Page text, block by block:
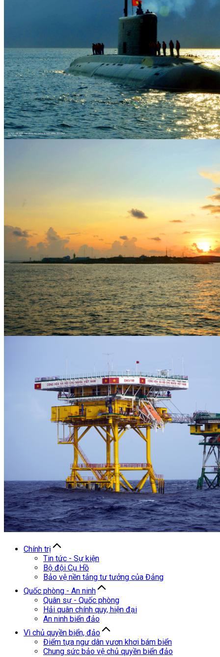
Chính trị
Tin tức - Sự kiện
Bộ đội Cụ Hồ
Bảo vệ nền tảng tư tưởng của Đảng
Quốc phòng - An ninh
Quân sự - Quốc phòng
Hải quân chính quy, hiện đại
An ninh biển đảo
Vì chủ quyền biển, đảo
Điểm tựa ngư dân vươn khơi bám biển
Chung sức bảo vệ chủ quyền biển đảo